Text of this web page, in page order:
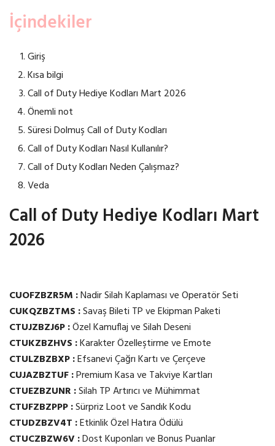
İçindekiler
Giriş
Kısa bilgi
Call of Duty Hediye Kodları Mart 2026
Önemli not
Süresi Dolmuş Call of Duty Kodları
Call of Duty Kodları Nasıl Kullanılır?
Call of Duty Kodları Neden Çalışmaz?
Veda
Call of Duty Hediye Kodları Mart
2026
CUOFZBZR5M :Nadir Silah Kaplaması ve Operatör Seti
CUKQZBZTMS :Savaş Bileti TP ve Ekipman Paketi
CTUJZBZJ6P :Özel Kamuflaj ve Silah Deseni
CTUKZBZHVS :Karakter Özelleştirme ve Emote
CTULZBZBXP :Efsanevi Çağrı Kartı ve Çerçeve
CUJAZBZTUF :Premium Kasa ve Takviye Kartları
CTUEZBZUNR :Silah TP Artırıcı ve Mühimmat
CTUFZBZPPP :Sürpriz Loot ve Sandık Kodu
CTUDZBZV4T :Etkinlik Özel Hatıra Ödülü
CTUCZBZW6V :Dost Kuponları ve Bonus Puanlar